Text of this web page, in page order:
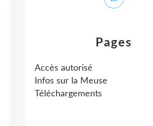
Pages
Accès autorisé
Infos sur la Meuse
Téléchargements